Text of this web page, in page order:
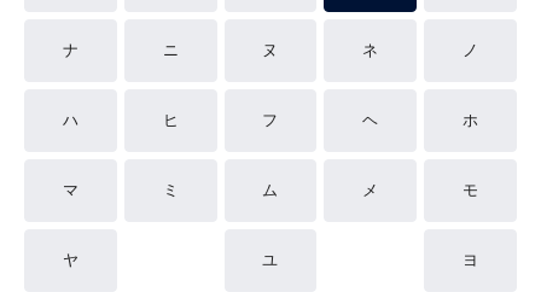
ナ ニ ヌ ネ ノ
ハ ヒ フ ヘ ホ
マ ミ ム メ モ
ヤ ユ ヨ